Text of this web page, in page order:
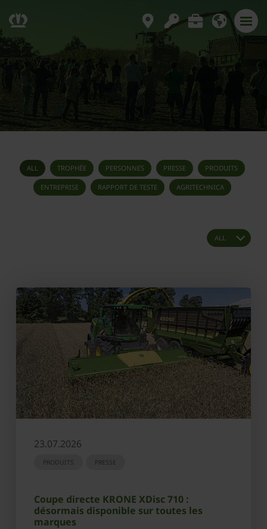
ALL TROPHÉE PERSONNES PRESSE PRODUITS
ENTREPRISE RAPPORT DE TESTE AGRITECHNICA
23.07.2026
PRODUITS PRESSE
Coupe directe KRONE XDisc 710 :
désormais disponible sur toutes les
marques